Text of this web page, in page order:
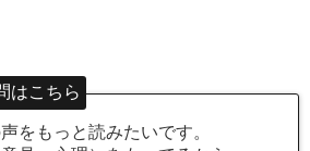
はこちら
をもっと読みたいです。